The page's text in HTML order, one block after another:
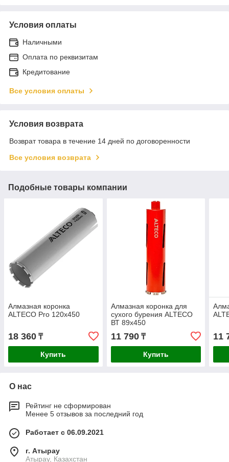
Условия оплаты
Наличными
Оплата по реквизитам
Кредитование
Все условия оплаты
Условия возврата
Возврат товара в течение 14 дней по договоренности
Все условия возврата
Подобные товары компании
Алмазная коронка
ALTECO Pro 120х450
18 360 ₸
Купить
Алмазная коронка для
сухого бурения ALTECO
ВТ 89х450
11 790₸
Купить
11
О нас
Рейтинг не сформирован
Менее 5 отзывов за последний год
Работает с 06.09.2021
г. Атырау
Атырау, Казахстан